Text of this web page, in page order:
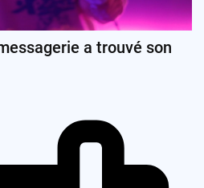
a trouvé son